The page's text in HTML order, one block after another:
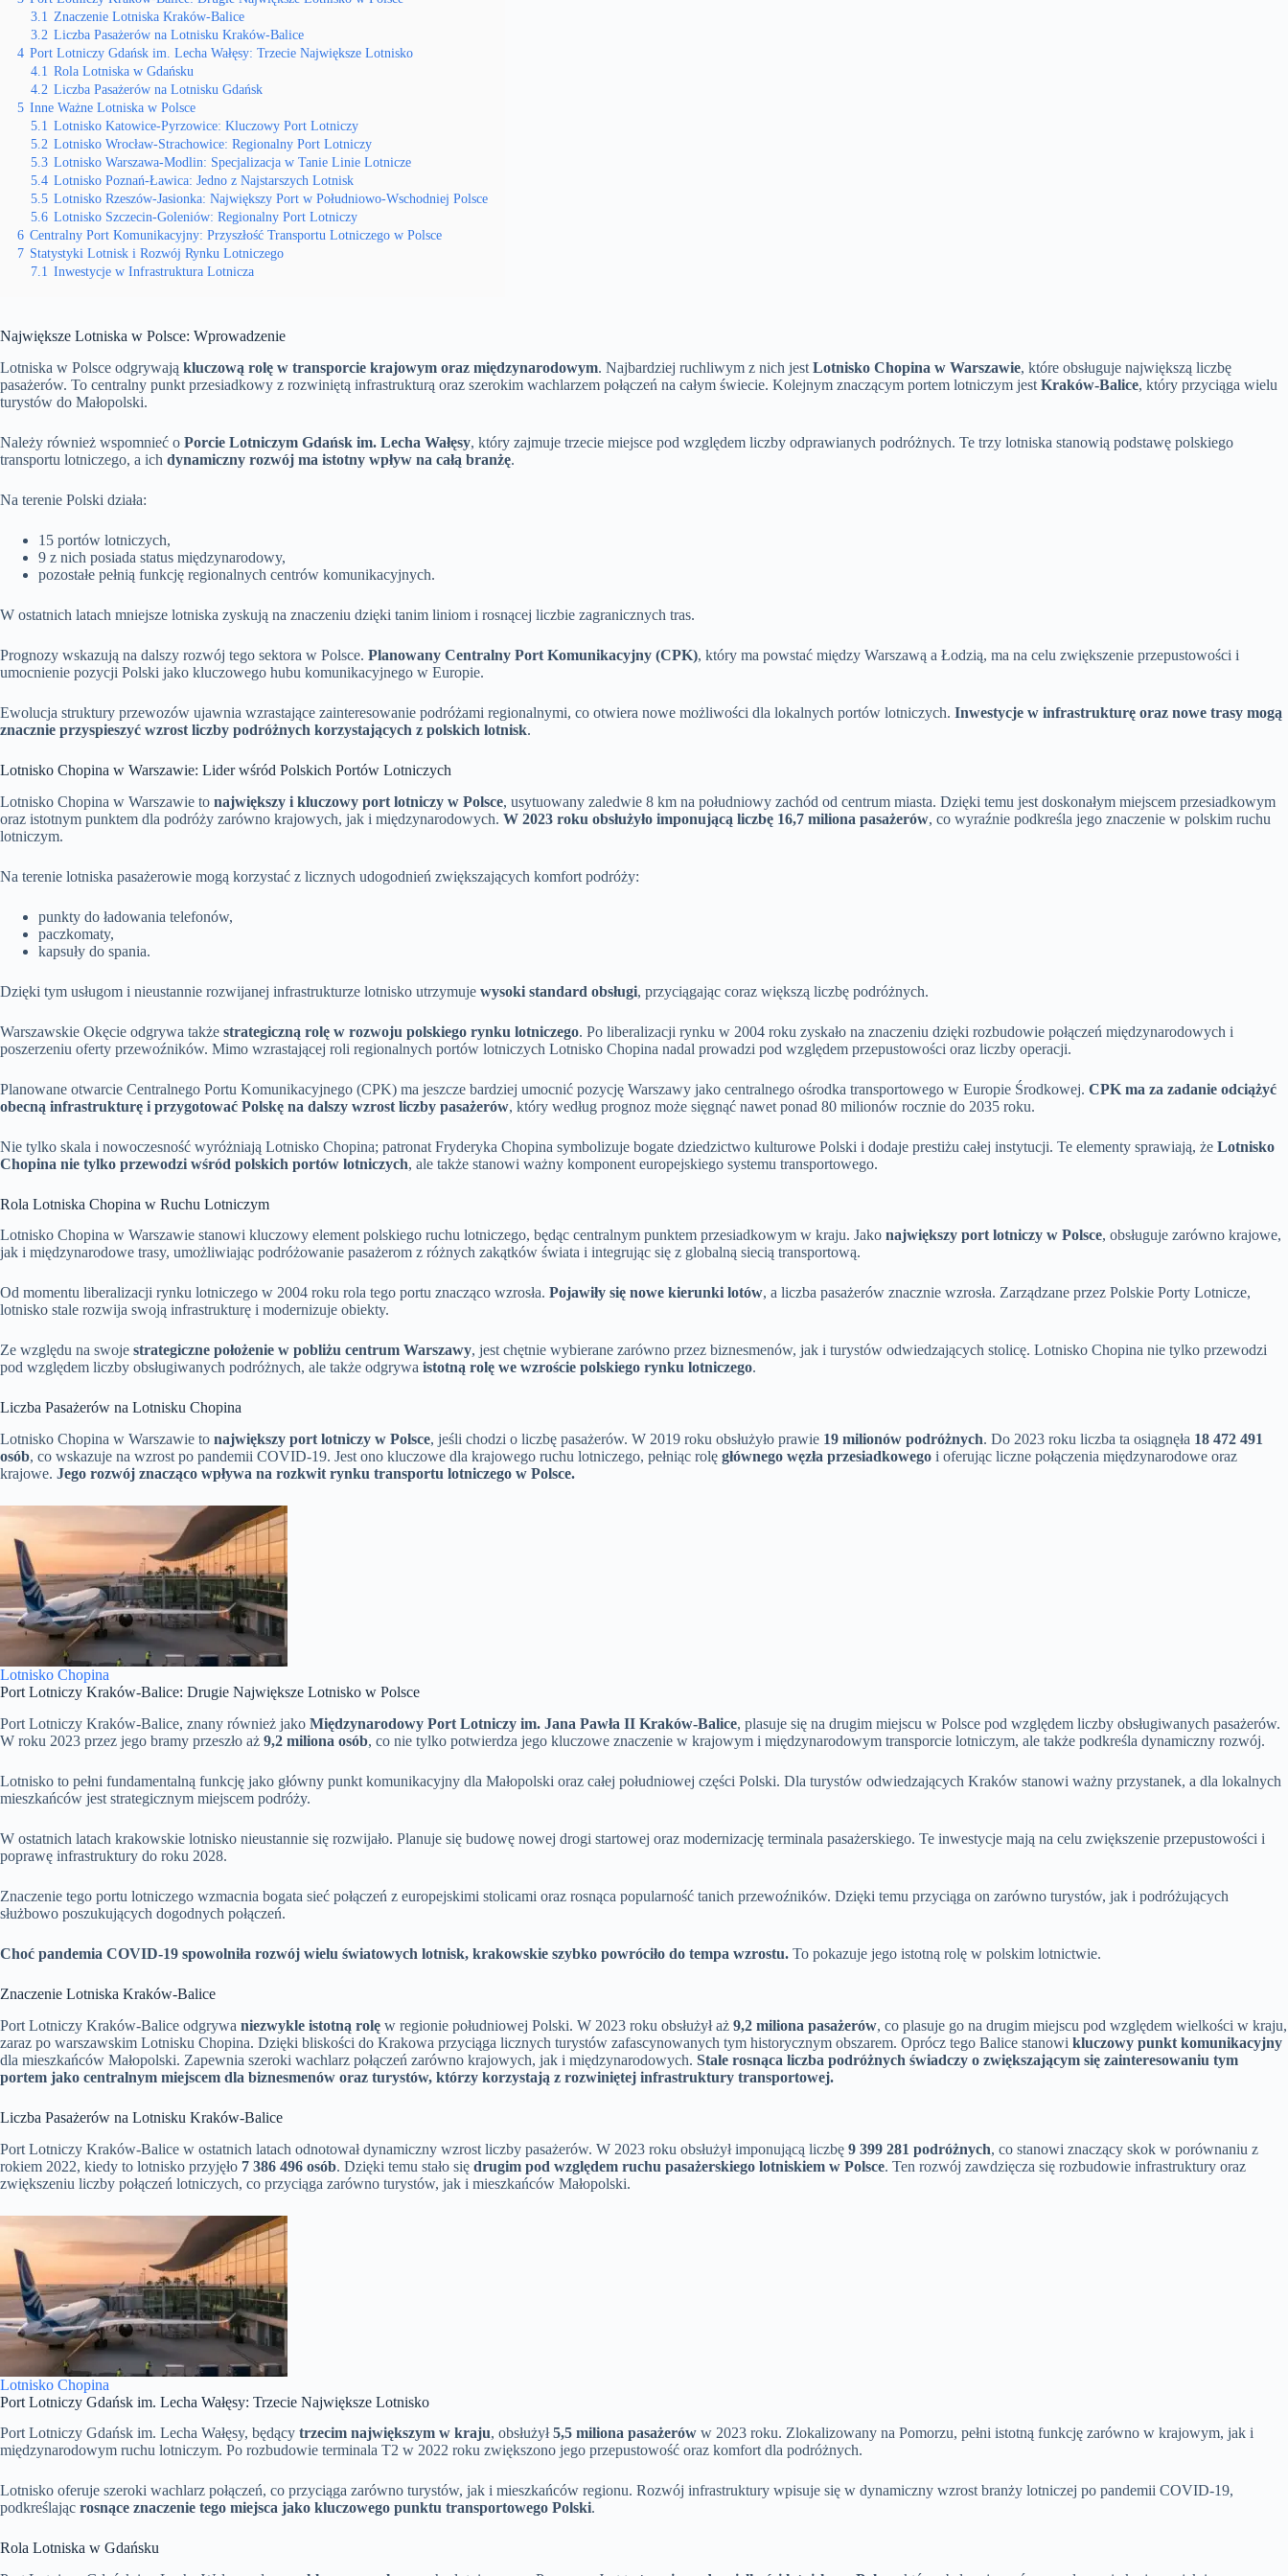
3.1 Znaczenie Lotniska Kraków-Balice
3.2 Liczba Pasażerów na Lotnisku Kraków-Balice
4 Port Lotniczy Gdańsk im. Lecha Wałęsy: Trzecie Największe Lotnisko
4.1 Rola Lotniska w Gdańsku
4.2 Liczba Pasażerów na Lotnisku Gdańsk
5 Inne Ważne Lotniska w Polsce
5.1 Lotnisko Katowice-Pyrzowice: Kluczowy Port Lotniczy
5.2 Lotnisko Wrocław-Strachowice: Regionalny Port Lotniczy
5.3 Lotnisko Warszawa-Modlin: Specjalizacja w Tanie Linie Lotnicze
5.4 Lotnisko Poznań-Ławica: Jedno z Najstarszych Lotnisk
5.5 Lotnisko Rzeszów-Jasionka: Największy Port w Południowo-Wschodniej Polsce
5.6 Lotnisko Szczecin-Goleniów: Regionalny Port Lotniczy
6 Centralny Port Komunikacyjny: Przyszłość Transportu Lotniczego w Polsce
7 Statystyki Lotnisk i Rozwój Rynku Lotniczego
7.1 Inwestycje w Infrastruktura Lotnicza
Największe Lotniska w Polsce: Wprowadzenie
Lotniska w Polsce odgrywają kluczową rolę w transporcie krajowym oraz międzynarodowym. Najbardziej ruchliwym z nich jest Lotnisko Chopina w Warszawie, które obsługuje największą liczbę
pasażerów. To centralny punkt przesiadkowy z rozwiniętą infrastrukturą oraz szerokim wachlarzem połączeń na całym świecie. Kolejnym znaczącym portem lotniczym jest Kraków-Balice, który przyciąga wielu
turystów do Małopolski.
Należy również wspomnieć o Porcie Lotniczym Gdańsk im. Lecha Wałęsy, który zajmuje trzecie miejsce pod względem liczby odprawianych podróżnych. Te trzy lotniska stanowią podstawę polskiego
transportu lotniczego, a ich dynamiczny rozwój ma istotny wpływ na całą branżę.
Na terenie Polski działa:
15 portów lotniczych,
9 z nich posiada status międzynarodowy,
pozostałe pełnią funkcję regionalnych centrów komunikacyjnych.
W ostatnich latach mniejsze lotniska zyskują na znaczeniu dzięki tanim liniom i rosnącej liczbie zagranicznych tras.
Prognozy wskazują na dalszy rozwój tego sektora w Polsce. Planowany Centralny Port Komunikacyjny (CPK), który ma powstać między Warszawą a Łodzią, ma na celu zwiększenie przepustowości i
umocnienie pozycji Polski jako kluczowego hubu komunikacyjnego w Europie.
Ewolucja struktury przewozów ujawnia wzrastające zainteresowanie podróżami regionalnymi, co otwiera nowe możliwości dla lokalnych portów lotniczych. Inwestycje w infrastrukturę oraz nowe trasy mogą
znacznie przyspieszyć wzrost liczby podróżnych korzystających z polskich lotnisk.
Lotnisko Chopina w Warszawie: Lider wśród Polskich Portów Lotniczych
Lotnisko Chopina w Warszawie to największy i kluczowy port lotniczy w Polsce, usytuowany zaledwie 8 km na południowy zachód od centrum miasta. Dzięki temu jest doskonałym miejscem przesiadkowym
oraz istotnym punktem dla podróży zarówno krajowych, jak i międzynarodowych. W 2023 roku obsłużyło imponującą liczbę 16,7 miliona pasażerów, co wyraźnie podkreśla jego znaczenie w polskim ruchu
lotniczym.
Na terenie lotniska pasażerowie mogą korzystać z licznych udogodnień zwiększających komfort podróży:
punkty do ładowania telefonów,
paczkomaty,
kapsuły do spania.
Dzięki tym usługom i nieustannie rozwijanej infrastrukturze lotnisko utrzymuje wysoki standard obsługi, przyciągając coraz większą liczbę podróżnych.
Warszawskie Okęcie odgrywa także strategiczną rolę w rozwoju polskiego rynku lotniczego. Po liberalizacji rynku w 2004 roku zyskało na znaczeniu dzięki rozbudowie połączeń międzynarodowych i
poszerzeniu oferty przewoźników. Mimo wzrastającej roli regionalnych portów lotniczych Lotnisko Chopina nadal prowadzi pod względem przepustowości oraz liczby operacji.
Planowane otwarcie Centralnego Portu Komunikacyjnego (CPK) ma jeszcze bardziej umocnić pozycję Warszawy jako centralnego ośrodka transportowego w Europie Środkowej. CPK ma za zadanie odciążyć
obecną infrastrukturę i przygotować Polskę na dalszy wzrost liczby pasażerów, który według prognoz może sięgnąć nawet ponad 80 milionów rocznie do 2035 roku.
Nie tylko skala i nowoczesność wyróżniają Lotnisko Chopina; patronat Fryderyka Chopina symbolizuje bogate dziedzictwo kulturowe Polski i dodaje prestiżu całej instytucji. Te elementy sprawiają, że Lotnisko
Chopina nie tylko przewodzi wśród polskich portów lotniczych, ale także stanowi ważny komponent europejskiego systemu transportowego.
Rola Lotniska Chopina w Ruchu Lotniczym
Lotnisko Chopina w Warszawie stanowi kluczowy element polskiego ruchu lotniczego, będąc centralnym punktem przesiadkowym w kraju. Jako największy port lotniczy w Polsce, obsługuje zarówno krajowe,
jak i międzynarodowe trasy, umożliwiając podróżowanie pasażerom z różnych zakątków świata i integrując się z globalną siecią transportową.
Od momentu liberalizacji rynku lotniczego w 2004 roku rola tego portu znacząco wzrosła. Pojawiły się nowe kierunki lotów, a liczba pasażerów znacznie wzrosła. Zarządzane przez Polskie Porty Lotnicze,
lotnisko stale rozwija swoją infrastrukturę i modernizuje obiekty.
Ze względu na swoje strategiczne położenie w pobliżu centrum Warszawy, jest chętnie wybierane zarówno przez biznesmenów, jak i turystów odwiedzających stolicę. Lotnisko Chopina nie tylko przewodzi
pod względem liczby obsługiwanych podróżnych, ale także odgrywa istotną rolę we wzroście polskiego rynku lotniczego.
Liczba Pasażerów na Lotnisku Chopina
Lotnisko Chopina w Warszawie to największy port lotniczy w Polsce, jeśli chodzi o liczbę pasażerów. W 2019 roku obsłużyło prawie 19 milionów podróżnych. Do 2023 roku liczba ta osiągnęła 18 472 491
osób, co wskazuje na wzrost po pandemii COVID-19. Jest ono kluczowe dla krajowego ruchu lotniczego, pełniąc rolę głównego węzła przesiadkowego i oferując liczne połączenia międzynarodowe oraz
krajowe. Jego rozwój znacząco wpływa na rozkwit rynku transportu lotniczego w Polsce.
Lotnisko Chopina
Port Lotniczy Kraków-Balice: Drugie Największe Lotnisko w Polsce
Port Lotniczy Kraków-Balice, znany również jako Międzynarodowy Port Lotniczy im. Jana Pawła II Kraków-Balice, plasuje się na drugim miejscu w Polsce pod względem liczby obsługiwanych pasażerów.
W roku 2023 przez jego bramy przeszło aż 9,2 miliona osób, co nie tylko potwierdza jego kluczowe znaczenie w krajowym i międzynarodowym transporcie lotniczym, ale także podkreśla dynamiczny rozwój.
Lotnisko to pełni fundamentalną funkcję jako główny punkt komunikacyjny dla Małopolski oraz całej południowej części Polski. Dla turystów odwiedzających Kraków stanowi ważny przystanek, a dla lokalnych
mieszkańców jest strategicznym miejscem podróży.
W ostatnich latach krakowskie lotnisko nieustannie się rozwijało. Planuje się budowę nowej drogi startowej oraz modernizację terminala pasażerskiego. Te inwestycje mają na celu zwiększenie przepustowości i
poprawę infrastruktury do roku 2028.
Znaczenie tego portu lotniczego wzmacnia bogata sieć połączeń z europejskimi stolicami oraz rosnąca popularność tanich przewoźników. Dzięki temu przyciąga on zarówno turystów, jak i podróżujących
służbowo poszukujących dogodnych połączeń.
Choć pandemia COVID-19 spowolniła rozwój wielu światowych lotnisk, krakowskie szybko powróciło do tempa wzrostu. To pokazuje jego istotną rolę w polskim lotnictwie.
Znaczenie Lotniska Kraków-Balice
Port Lotniczy Kraków-Balice odgrywa niezwykle istotną rolę w regionie południowej Polski. W 2023 roku obsłużył aż 9,2 miliona pasażerów, co plasuje go na drugim miejscu pod względem wielkości w kraju,
zaraz po warszawskim Lotnisku Chopina. Dzięki bliskości do Krakowa przyciąga licznych turystów zafascynowanych tym historycznym obszarem. Oprócz tego Balice stanowi kluczowy punkt komunikacyjny
dla mieszkańców Małopolski. Zapewnia szeroki wachlarz połączeń zarówno krajowych, jak i międzynarodowych. Stale rosnąca liczba podróżnych świadczy o zwiększającym się zainteresowaniu tym
portem jako centralnym miejscem dla biznesmenów oraz turystów, którzy korzystają z rozwiniętej infrastruktury transportowej.
Liczba Pasażerów na Lotnisku Kraków-Balice
Port Lotniczy Kraków-Balice w ostatnich latach odnotował dynamiczny wzrost liczby pasażerów. W 2023 roku obsłużył imponującą liczbę 9 399 281 podróżnych, co stanowi znaczący skok w porównaniu z
rokiem 2022, kiedy to lotnisko przyjęło 7 386 496 osób. Dzięki temu stało się drugim pod względem ruchu pasażerskiego lotniskiem w Polsce. Ten rozwój zawdzięcza się rozbudowie infrastruktury oraz
zwiększeniu liczby połączeń lotniczych, co przyciąga zarówno turystów, jak i mieszkańców Małopolski.
Lotnisko Chopina
Port Lotniczy Gdańsk im. Lecha Wałęsy: Trzecie Największe Lotnisko
Port Lotniczy Gdańsk im. Lecha Wałęsy, będący trzecim największym w kraju, obsłużył5,5 miliona pasażerów w 2023 roku. Zlokalizowany na Pomorzu, pełni istotną funkcję zarówno w krajowym, jak i
międzynarodowym ruchu lotniczym. Po rozbudowie terminala T2 w 2022 roku zwiększono jego przepustowość oraz komfort dla podróżnych.
Lotnisko oferuje szeroki wachlarz połączeń, co przyciąga zarówno turystów, jak i mieszkańców regionu. Rozwój infrastruktury wpisuje się w dynamiczny wzrost branży lotniczej po pandemii COVID-19,
podkreślając rosnące znaczenie tego miejsca jako kluczowego punktu transportowego Polski.
Rola Lotniska w Gdańsku